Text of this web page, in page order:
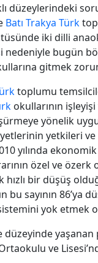
düzeylerindeki
Batı Trakya Türk
iki dilli
nedeniyle bugün
gitmek
toplumu
okullarının
yönelik
yetkileri
yılında
özel ve özerk
hızlı bir düşüş
bu sayının 86’ya
yok etmek
düzeyinde
ve